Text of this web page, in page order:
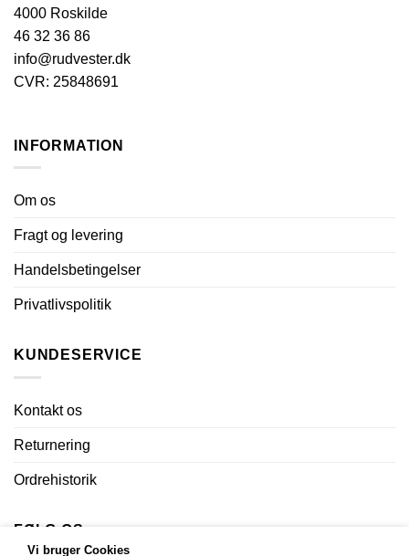
4000 Roskilde
46 32 36 86
info@rudvester.dk
CVR: 25848691
INFORMATION
Om os
Fragt og levering
Handelsbetingelser
Privatlivspolitik
KUNDESERVICE
Kontakt os
Returnering
Ordrehistorik
FØLG OS
Vi bruger Cookies